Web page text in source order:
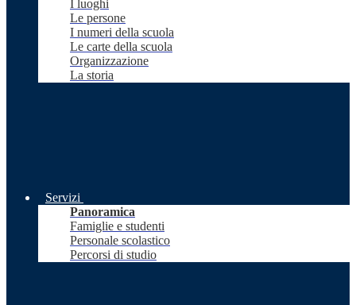
I luoghi
Le persone
I numeri della scuola
Le carte della scuola
Organizzazione
La storia
Servizi
Panoramica
Famiglie e studenti
Personale scolastico
Percorsi di studio